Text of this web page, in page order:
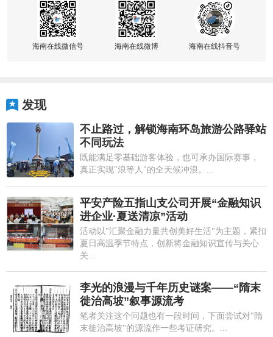
海南在线微信号 海南在线微博 海南在线抖音号
发现
不止路过，解锁海南环岛旅游公路驿站
不同玩法
既能满足零基础游客体验，也可承办国际赛事，
真正实现"浪等人"的全天候冲浪。...
平安产险五指山支公司开展“金融知识
进企业·夏送清凉”活动
活动以"汇聚金融力量共创美好生活"为主题，紧扣
夏日高温季节特点，创新将金融知识宣传与关心
关...
李光的浪漫与千年历史谜案——“隋末
徙治高坡”叙事源流考
笔者关注这个问题也有一段时间，下面尝试对"隋
末徙治高坡"的源流作一些考证研究。...